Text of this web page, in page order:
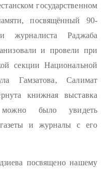
государственном
посвящённый 90-
журналиста Раджаба
и провели при
секции Национальной
Гамзатова, Салимат
книжная выставка
было увидеть
и журналы с его
посвящено нашему